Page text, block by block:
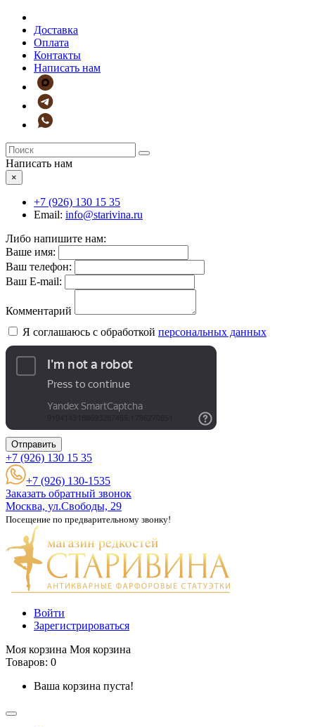
Доставка
Оплата
Контакты
Написать нам
Написать нам
×
+7 (926) 130 15 35
Email: info@starivina.ru
Либо напишите нам:
Ваше имя:
Ваш телефон:
Ваш E-mail:
Комментарий
Я соглашаюсь с обработкой персональных данных
Отправить
+7 (926) 130 15 35
+7 (926) 130-1535
Заказать обратный звонок
Москва, ул.Свободы, 29
Посещение по предварительному звонку!
Войти
Зарегистрироваться
Моя корзина Моя корзина
Товаров: 0
Ваша корзина пуста!